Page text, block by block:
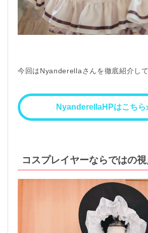
今回はNyanderellaさんを徹底紹介して
NyanderellaHPはこちら
コスプレイヤーならではの